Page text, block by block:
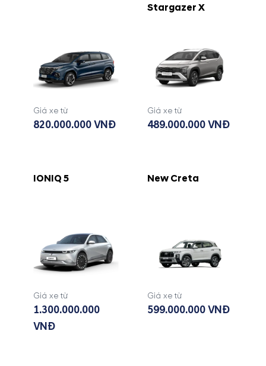
Giá xe từ
820.000.000 VNĐ
Stargazer X
Giá xe từ
489.000.000 VNĐ
IONIQ 5
Giá xe từ
1.300.000.000
VNĐ
New Creta
Giá xe từ
599.000.000 VNĐ